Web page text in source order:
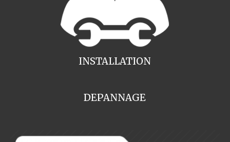
INSTALLATION
DEPANNAGE